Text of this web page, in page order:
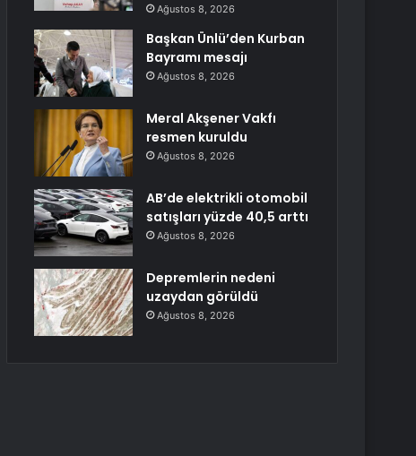
Ağustos 8, 2026
Başkan Ünlü’den Kurban
Bayramı mesajı
Ağustos 8, 2026
Meral Akşener Vakfı
resmen kuruldu
Ağustos 8, 2026
AB’de elektrikli otomobil
satışları yüzde 40,5 arttı
Ağustos 8, 2026
Depremlerin nedeni
uzaydan görüldü
Ağustos 8, 2026